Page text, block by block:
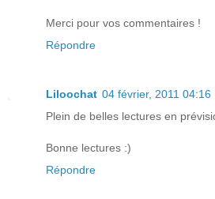
Merci pour vos commentaires !
Répondre
Liloochat 04 février, 2011 04:16
Plein de belles lectures en
Bonne lectures :)
Répondre